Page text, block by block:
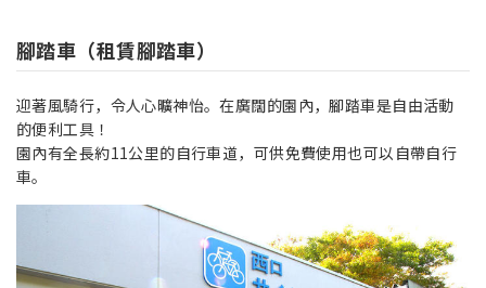
腳踏車（租賃腳踏車）
迎著風騎行，令人心曠神怡。在廣闊的園內，腳踏車是自由活動
的便利工具！
園內有全長約11公里的自行車道，可供免費使用也可以自帶自行
車。